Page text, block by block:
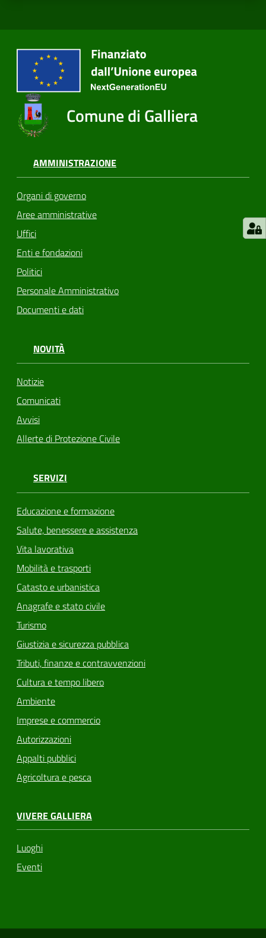
Comune di Galliera
AMMINISTRAZIONE
Organi di governo
Aree amministrative
Uffici
Enti e fondazioni
Politici
Personale Amministrativo
Documenti e dati
NOVITÀ
Notizie
Comunicati
Avvisi
Allerte di Protezione Civile
SERVIZI
Educazione e formazione
Salute, benessere e assistenza
Vita lavorativa
Mobilità e trasporti
Catasto e urbanistica
Anagrafe e stato civile
Turismo
Giustizia e sicurezza pubblica
Tributi, finanze e contravvenzioni
Cultura e tempo libero
Ambiente
Imprese e commercio
Autorizzazioni
Appalti pubblici
Agricoltura e pesca
VIVERE GALLIERA
Luoghi
Eventi